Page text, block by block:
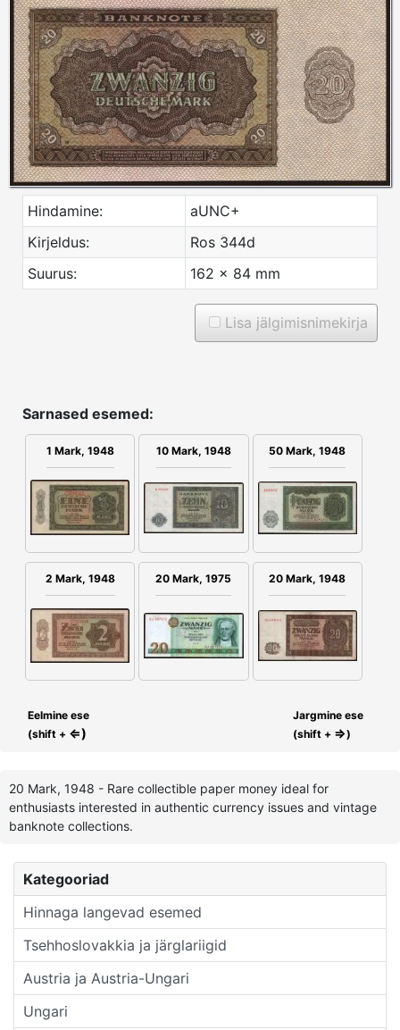
Kategooriad
Hinnaga langevad esemed
Tsehhoslovakkia ja järglariigid
Austria ja Austria-Ungari
Ungari
Hindamine:
aUNC+
Kirjeldus:
Ros 344d
Suurus:
162 x 84 mm
Lisa jälgimisnimekirja
Sarnased esemed:
1 Mark, 1948 10 Mark, 1948 50 Mark, 1948
2 Mark, 1948 20 Mark, 1975 20 Mark, 1948
Eelmine ese
(shift + ⇐)
Jargmine ese
(shift + ⇒)
20 Mark, 1948 - Rare collectible paper money ideal for
enthusiasts interested in authentic currency issues and vintage
banknote collections.